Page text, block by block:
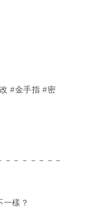
#金手指 #密
－－－－－－
一樣？